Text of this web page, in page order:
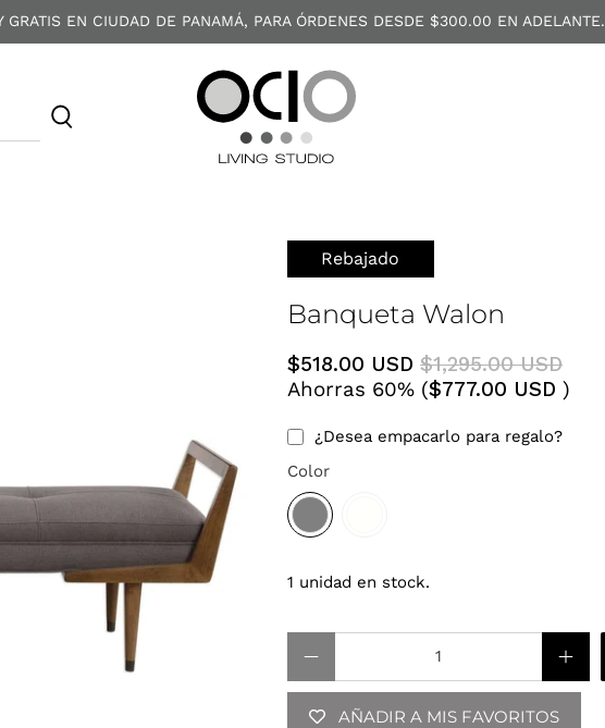
GRATIS EN CIUDAD DE PANAMÁ, PARA ÓRDENES DESDE $300.00 EN ADELANTE.
Rebajado
Banqueta Walon
$518.00 USD $1,295.00 USD
Ahorras 60% ($777.00 USD )
¿Desea empacarlo para regalo?
Color
1 unidad en stock.
AÑADIR A MIS FAVORITOS